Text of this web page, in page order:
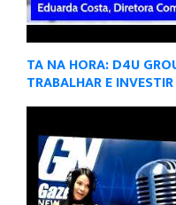
TA NA HORA: D4U
TRABALHAR E